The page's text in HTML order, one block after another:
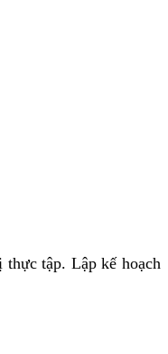
tập. Lập kế hoạch